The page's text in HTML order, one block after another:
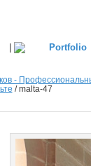
|
-
/malta-47